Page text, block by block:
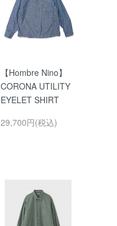
【Hombre Nino】
CORONA UTILITY
EYELET SHIRT
29,700円(税込)